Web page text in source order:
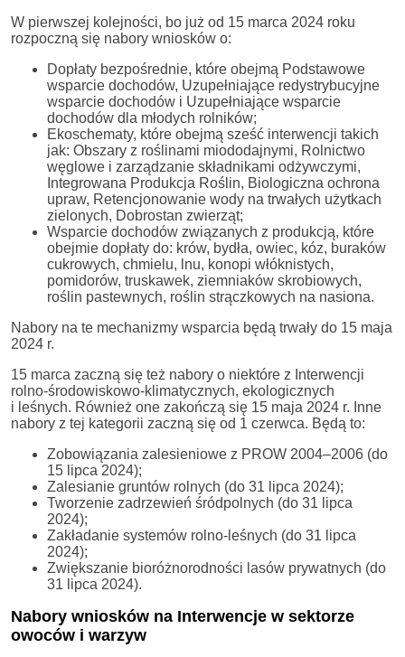
W pierwszej kolejności, bo już od 15 marca 2024 roku
rozpoczną się nabory wniosków o:
Dopłaty bezpośrednie, które obejmą Podstawowe
wsparcie dochodów, Uzupełniające redystrybucyjne
wsparcie dochodów i Uzupełniające wsparcie
dochodów dla młodych rolników;
Ekoschematy, które obejmą sześć interwencji takich
jak: Obszary z roślinami miododajnymi, Rolnictwo
węglowe i zarządzanie składnikami odżywczymi,
Integrowana Produkcja Roślin, Biologiczna ochrona
upraw, Retencjonowanie wody na trwałych użytkach
zielonych, Dobrostan zwierząt;
Wsparcie dochodów związanych z produkcją, które
obejmie dopłaty do: krów, bydła, owiec, kóz, buraków
cukrowych, chmielu, lnu, konopi włóknistych,
pomidorów, truskawek, ziemniaków skrobiowych,
roślin pastewnych, roślin strączkowych na nasiona.
Nabory na te mechanizmy wsparcia będą trwały do 15 maja
2024 r.
15 marca zaczną się też nabory o niektóre z Interwencji
rolno-środowiskowo-klimatycznych, ekologicznych
i leśnych. Również one zakończą się 15 maja 2024 r. Inne
nabory z tej kategorii zaczną się od 1 czerwca. Będą to:
Zobowiązania zalesieniowe z PROW 2004–2006 (do
15 lipca 2024);
Zalesianie gruntów rolnych (do 31 lipca 2024);
Tworzenie zadrzewień śródpolnych (do 31 lipca
2024);
Zakładanie systemów rolno-leśnych (do 31 lipca
2024);
Zwiększanie bioróżnorodności lasów prywatnych (do
31 lipca 2024).
Nabory wniosków na Interwencje w sektorze
owoców i warzyw